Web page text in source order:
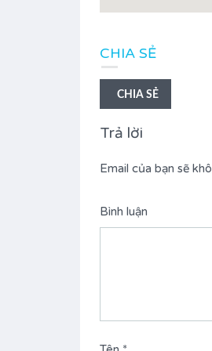
CHIA SẺ
CHIA SẺ
Trả lời
Email của bạn sẽ
Bình luận